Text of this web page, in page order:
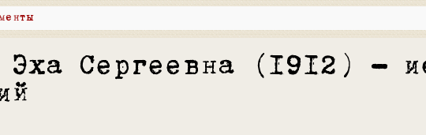
Эха Сергеевна (1912) —